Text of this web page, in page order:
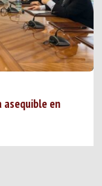
asequible en